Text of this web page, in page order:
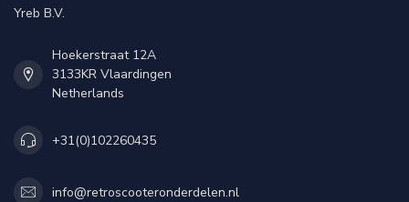
Yreb B.V.
Hoekerstraat 12A
3133KR Vlaardingen
Netherlands
+31(0)102260435
info@retroscooteronderdelen.nl